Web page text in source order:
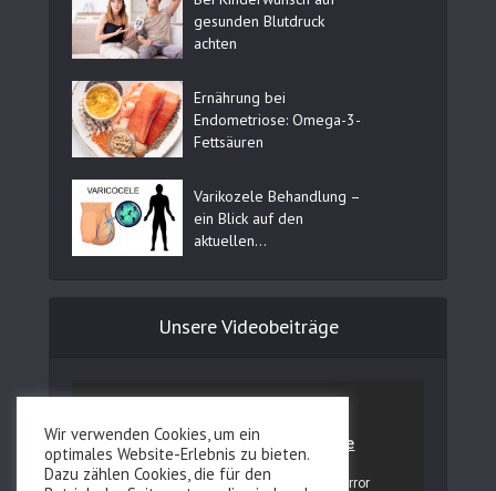
gesunden Blutdruck
achten
Ernährung bei
Endometriose: Omega-3-
Fettsäuren
Varikozele Behandlung –
ein Blick auf den
aktuellen...
Unsere Videobeiträge
Wir verwenden Cookies, um ein
optimales Website-Erlebnis zu bieten.
Dazu zählen Cookies, die für den